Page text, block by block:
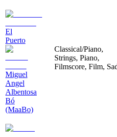
El
Puerto
Miguel
Angel
Albentosa
Bó
(MaaBo)
Classical/Piano,
Strings, Piano,
Filmscore, Film,